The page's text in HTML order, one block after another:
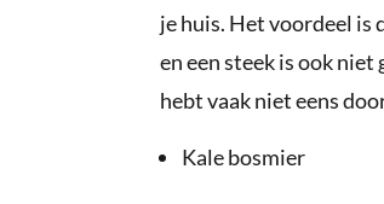
je huis. Het voordeel is
en een steek is ook
hebt vaak niet eens
Kale bosmier